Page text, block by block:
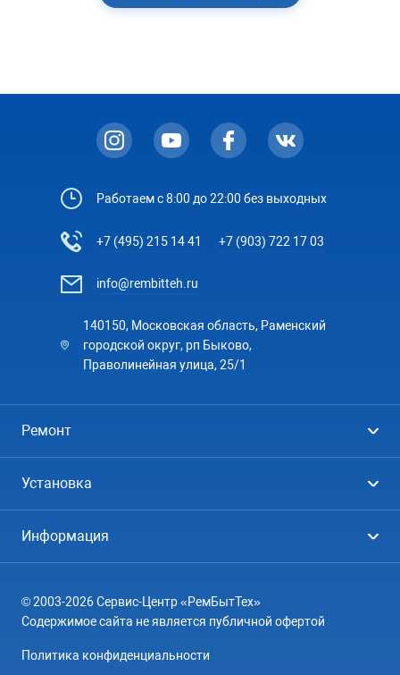
Работаем с 8:00 до 22:00 без выходных
+7 (495) 215 14 41 +7 (903) 722 17 03
info@rembitteh.ru
140150, Московская область, Раменский
городской округ, рп Быково,
Праволинейная улица, 25/1
Ремонт
Посудомоечные машины
Кондиционеры
Варочные панели
Установка
Кондиционеры
Информация
География
© 2003-2026 Сервис-Центр «РемБытТех»
Содержимое сайта не является публичной офертой
Политика конфиденциальности